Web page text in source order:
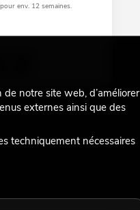
env. 12 semaines.
notre site web, d’améliorer
externes ainsi que des
techniquement nécessaires